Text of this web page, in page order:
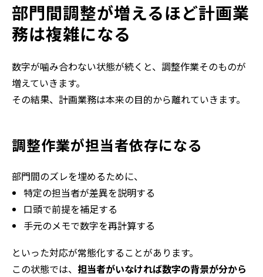
部門間調整が増えるほど計画業
務は複雑になる
数字が噛み合わない状態が続くと、調整作業そのものが
増えていきます。
その結果、計画業務は本来の目的から離れていきます。
調整作業が担当者依存になる
部門間のズレを埋めるために、
特定の担当者が差異を説明する
口頭で前提を補足する
手元のメモで数字を再計算する
といった対応が常態化することがあります。
この状態では、 担当者がいなければ数字の背景が分から